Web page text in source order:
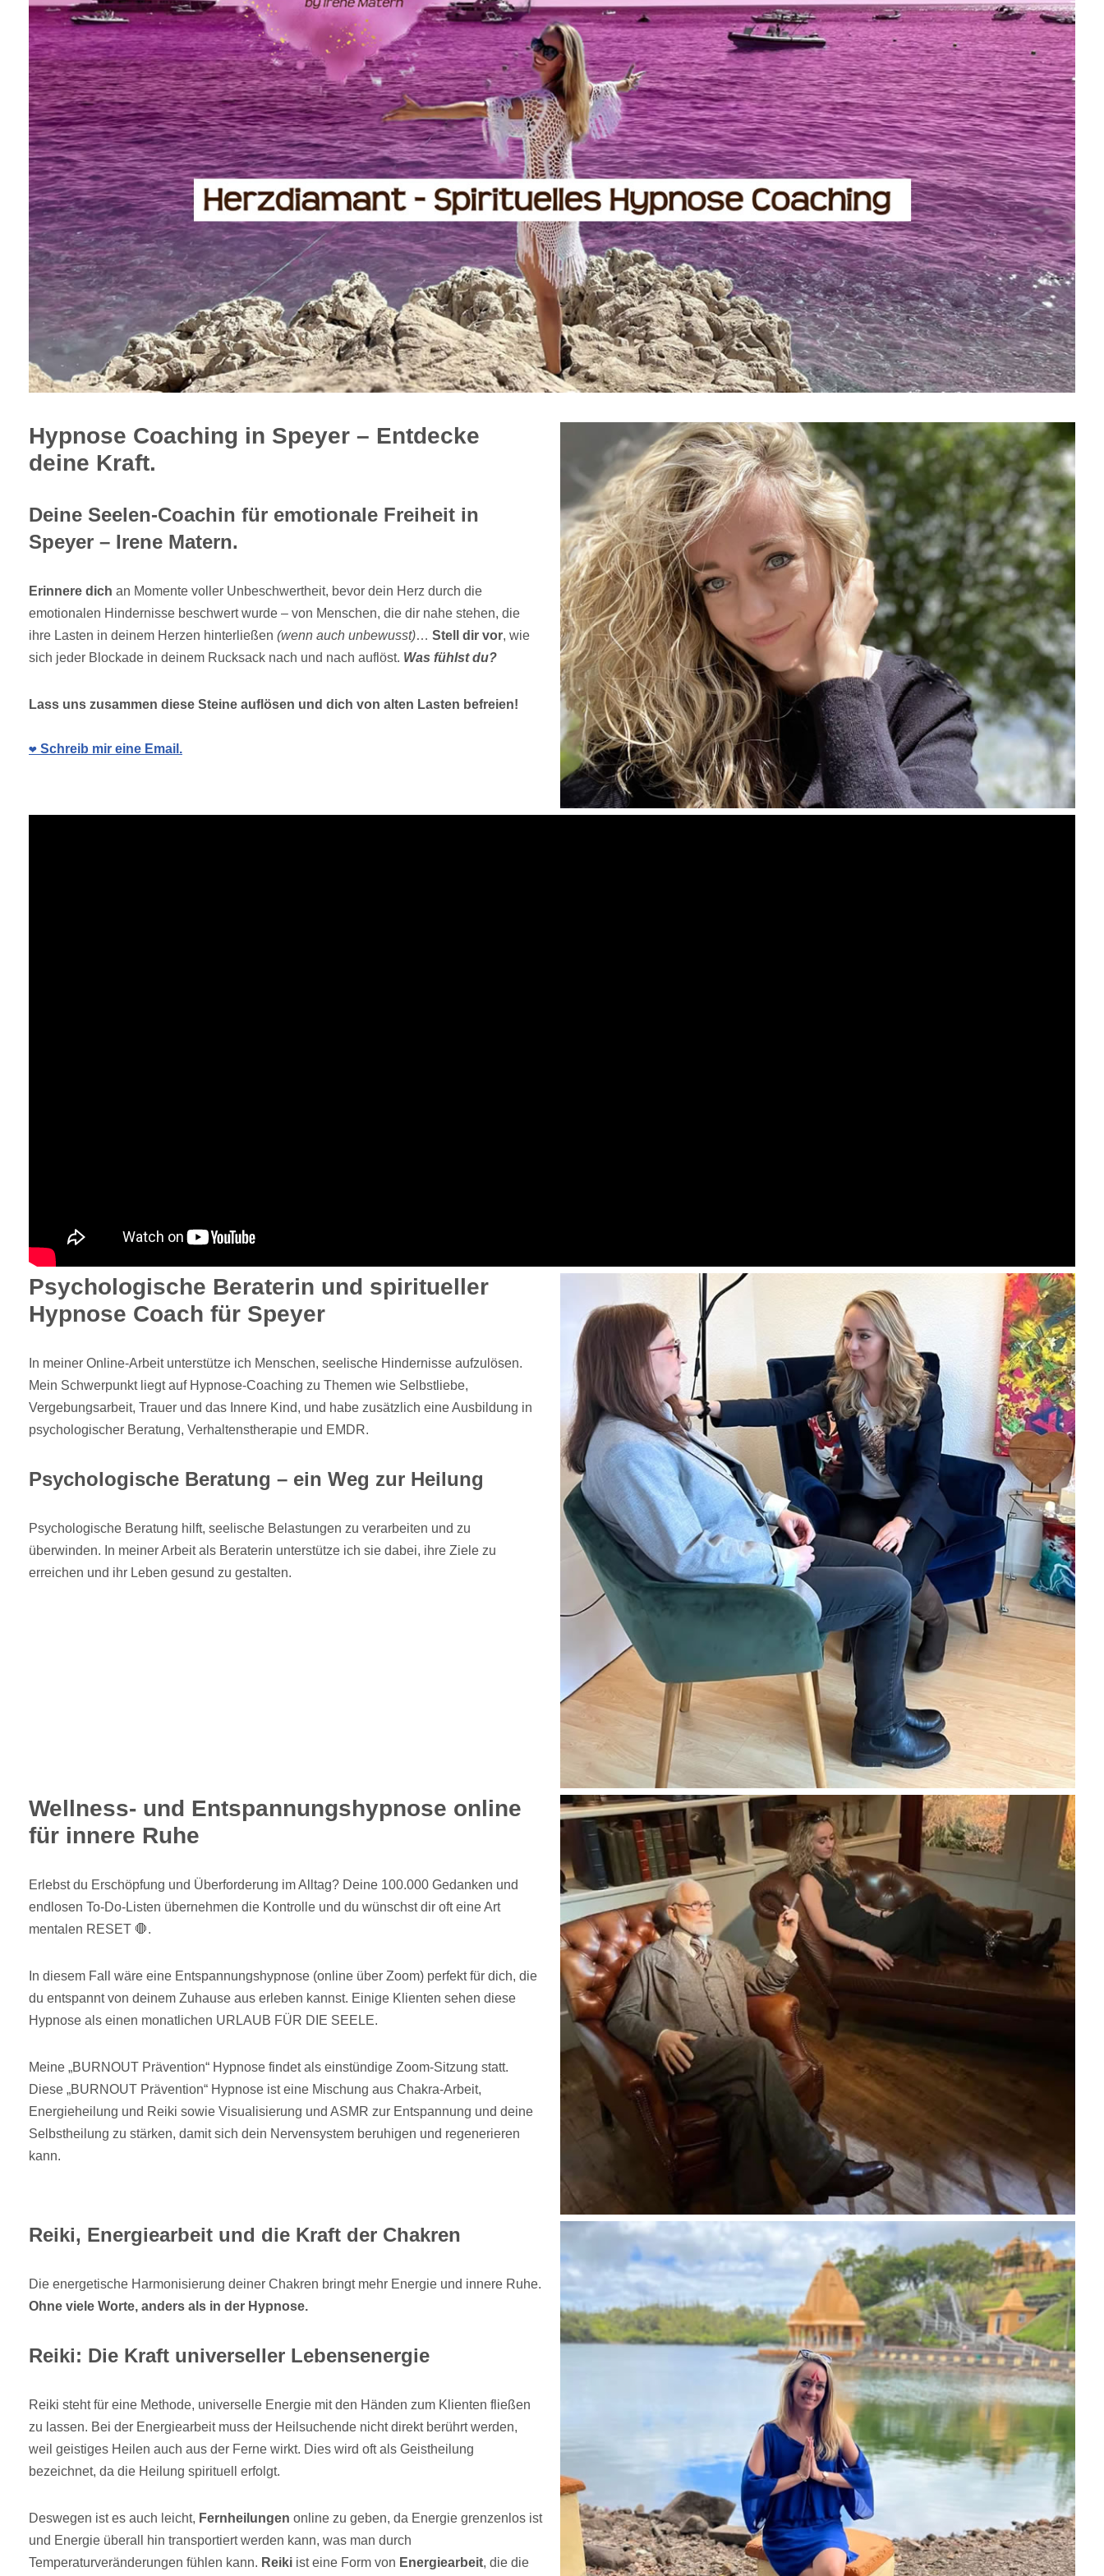
Hypnose Coaching in Speyer – Entdecke
deine Kraft.
Deine Seelen-Coachin für emotionale Freiheit in
Speyer – Irene Matern.
Erinnere dich an Momente voller Unbeschwertheit, bevor dein Herz durch die
emotionalen Hindernisse beschwert wurde – von Menschen, die dir nahe stehen, die
ihre Lasten in deinem Herzen hinterließen (wenn auch unbewusst)… Stell dir vor, wie
sich jeder Blockade in deinem Rucksack nach und nach auflöst. Was fühlst du?
Lass uns zusammen diese Steine auflösen und dich von alten Lasten befreien!
❤️ Schreib mir eine Email.
Psychologische Beraterin und spiritueller
Hypnose Coach für Speyer
In meiner Online-Arbeit unterstütze ich Menschen, seelische Hindernisse aufzulösen.
Mein Schwerpunkt liegt auf Hypnose-Coaching zu Themen wie Selbstliebe,
Vergebungsarbeit, Trauer und das Innere Kind, und habe zusätzlich eine Ausbildung in
psychologischer Beratung, Verhaltenstherapie und EMDR.
Psychologische Beratung – ein Weg zur Heilung
Psychologische Beratung hilft, seelische Belastungen zu verarbeiten und zu
überwinden. In meiner Arbeit als Beraterin unterstütze ich sie dabei, ihre Ziele zu
erreichen und ihr Leben gesund zu gestalten.
Wellness- und Entspannungshypnose online
für innere Ruhe
Erlebst du Erschöpfung und Überforderung im Alltag? Deine 100.000 Gedanken und
endlosen To-Do-Listen übernehmen die Kontrolle und du wünschst dir oft eine Art
mentalen RESET 🛑.
In diesem Fall wäre eine Entspannungshypnose (online über Zoom) perfekt für dich, die
du entspannt von deinem Zuhause aus erleben kannst. Einige Klienten sehen diese
Hypnose als einen monatlichen URLAUB FÜR DIE SEELE.
Meine „BURNOUT Prävention“ Hypnose findet als einstündige Zoom-Sitzung statt.
Diese „BURNOUT Prävention“ Hypnose ist eine Mischung aus Chakra-Arbeit,
Energieheilung und Reiki sowie Visualisierung und ASMR zur Entspannung und deine
Selbstheilung zu stärken, damit sich dein Nervensystem beruhigen und regenerieren
kann.
Reiki, Energiearbeit und die Kraft der Chakren
Die energetische Harmonisierung deiner Chakren bringt mehr Energie und innere Ruhe.
Ohne viele Worte, anders als in der Hypnose.
Reiki: Die Kraft universeller Lebensenergie
Reiki steht für eine Methode, universelle Energie mit den Händen zum Klienten fließen
zu lassen. Bei der Energiearbeit muss der Heilsuchende nicht direkt berührt werden,
weil geistiges Heilen auch aus der Ferne wirkt. Dies wird oft als Geistheilung
bezeichnet, da die Heilung spirituell erfolgt.
Deswegen ist es auch leicht, Fernheilungen online zu geben, da Energie grenzenlos ist
und Energie überall hin transportiert werden kann, was man durch
Temperaturveränderungen fühlen kann. Reiki ist eine Form von Energiearbeit, die die